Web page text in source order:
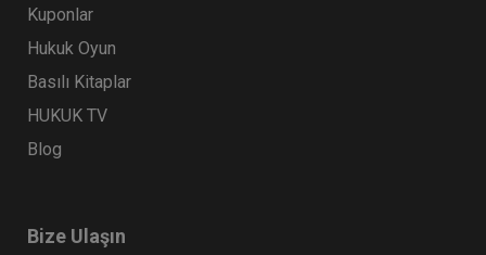
Kuponlar
Hukuk Oyun
Basılı Kitaplar
HUKUK TV
Blog
Bize Ulaşın